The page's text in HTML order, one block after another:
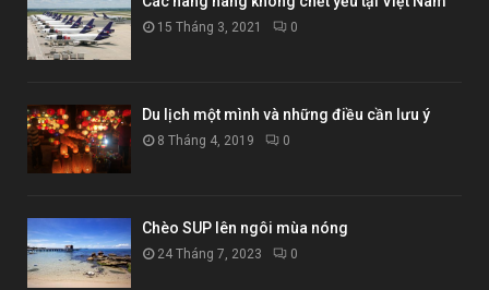
15 Tháng 3, 2021 0
Du lịch một mình và những điều cần lưu ý
8 Tháng 4, 2019 0
Chèo SUP lên ngôi mùa nóng
24 Tháng 7, 2023 0